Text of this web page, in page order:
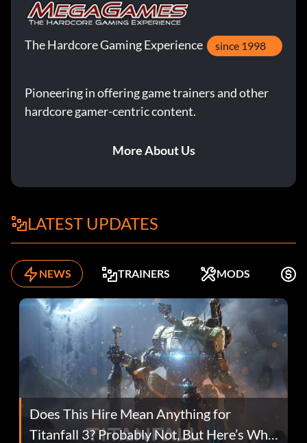
The Hardcore Gaming Experience since 1998
Pioneering in offering game trainers and other
hardcore gamer-centric content.
More About Us
LATEST UPDATES
NEWS TRAINERS MODS
Does This Hire Mean Anything for
Titanfall 3? Probably Not, But Here’s Why